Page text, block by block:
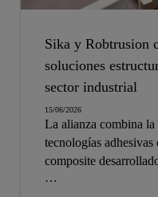
Sika y Robtrusion
soluciones
sector industrial
15/06/2026
La alianza combina
tecnologías
composite